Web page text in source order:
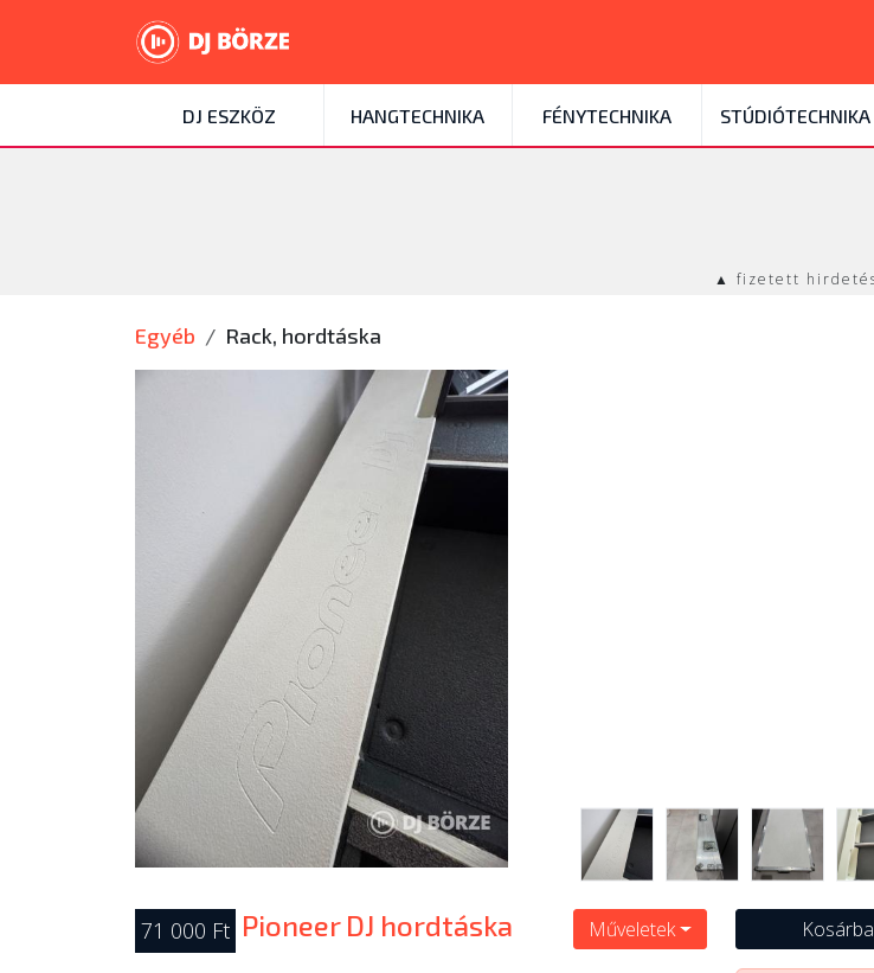
DJ ESZKÖZ HANGTECHNIKA FÉNYTECHNIKA STÚDIÓTECHNIKA
▲ fizetett
Egyéb Rack, hordtáska
71 000 Ft Pioneer DJ hordtáska Műveletek